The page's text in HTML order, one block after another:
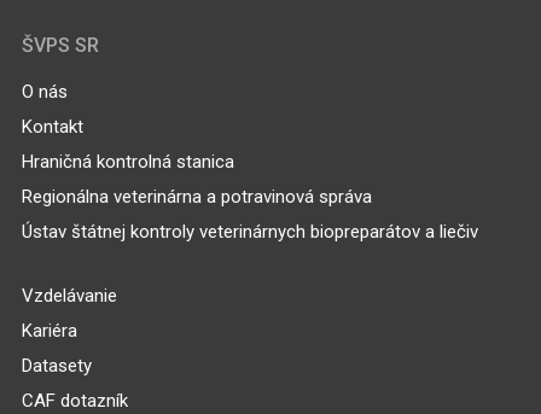
ŠVPS SR
O nás
Kontakt
Hraničná kontrolná stanica
Regionálna veterinárna a potravinová správa
Ústav štátnej kontroly veterinárnych biopreparátov a liečiv
Vzdelávanie
Kariéra
Datasety
CAF dotazník